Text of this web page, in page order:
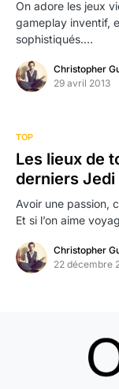
On adore les jeux
gameplay inventif,
sophistiqués.…
Christopher
29 avril 2013
TOP
Les lieux de
derniers Jedi
Avoir une passion,
Et si l’on aime
Christopher
22 décembre